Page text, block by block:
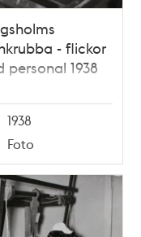
- flickor
personal 1938
1938
Foto